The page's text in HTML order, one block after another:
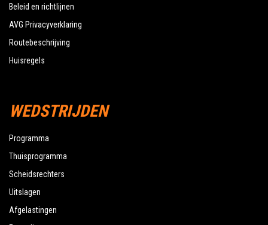
Beleid en richtlijnen
AVG Privacyverklaring
Routebeschrijving
Huisregels
WEDSTRIJDEN
Programma
Thuisprogramma
Scheidsrechters
Uitslagen
Afgelastingen